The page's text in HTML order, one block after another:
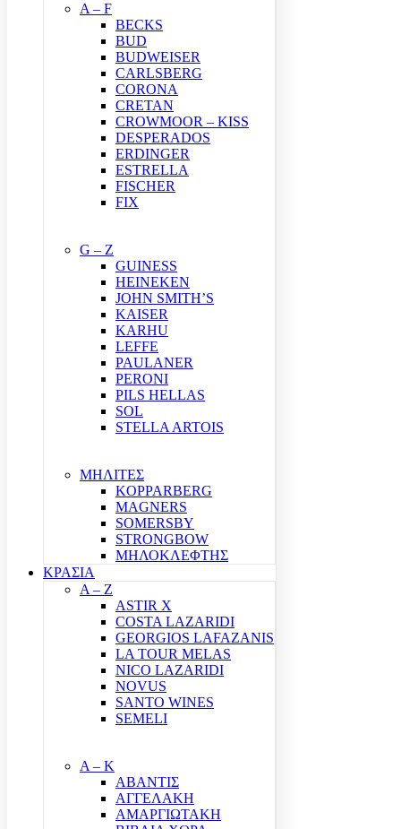
A – F
BECKS
BUD
BUDWEISER
CARLSBERG
CORONA
CRETAN
CROWMOOR – KISS
DESPERADOS
ERDINGER
ESTRELLA
FISCHER
FIX
G – Z
GUINESS
HEINEKEN
JOHN SMITH’S
KAISER
KARHU
LEFFE
PAULANER
PERONI
PILS HELLAS
SOL
STELLA ARTOIS
ΜΗΛΙΤΕΣ
KOPPARBERG
MAGNERS
SOMERSBY
STRONGBOW
ΜΗΛΟΚΛΕΦΤΗΣ
ΚΡΑΣΙΑ
A – Z
ASTIR X
COSTA LAZARIDI
GEORGIOS LAFAZANIS
LA TOUR MELAS
NICO LAZARIDI
NOVUS
SANTO WINES
SEMELI
Α – Κ
ΑΒΑΝΤΙΣ
ΑΓΓΕΛΑΚΗ
ΑΜΑΡΓΙΩΤΑΚΗ